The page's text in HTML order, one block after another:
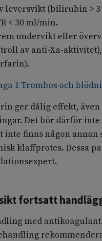
leversvikt (bilirubin > 3
< 30 ml/min.
undervikt eller
av anti-Xa-
1 Trombos och
ger dålig effekt,
Det bör därför inte
inte finns någon
klaffprotes. Dessa
fortsatt
med